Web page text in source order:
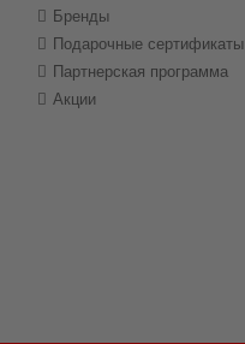
Бренды
Подарочные сертификаты
Партнерская программа
Акции